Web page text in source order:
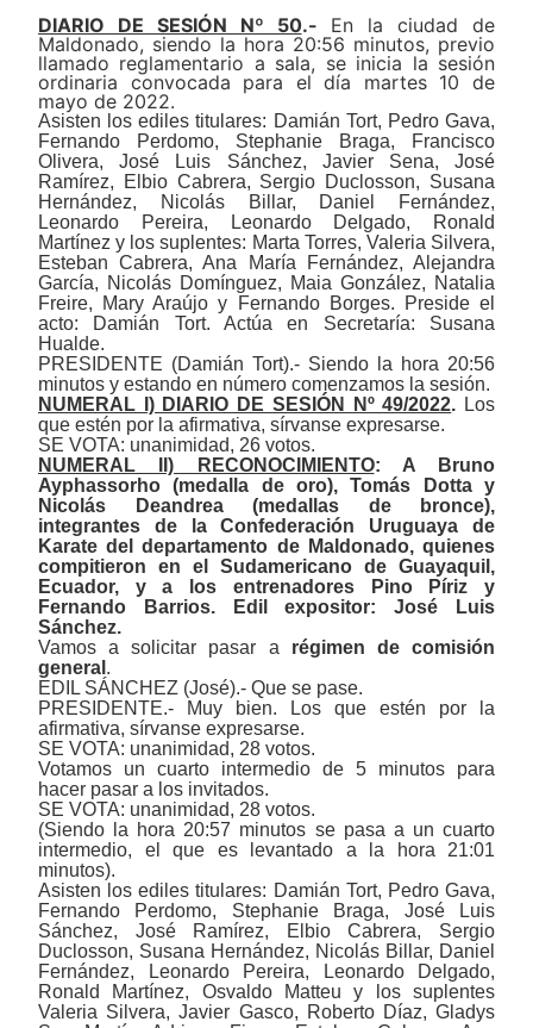
DIARIO DE SESIÓN Nº 50.- En la ciudad de
Maldonado, siendo la hora 20:56 minutos, previo
llamado reglamentario a sala, se inicia la sesión
ordinaria convocada para el día martes 10 de
mayo de 2022.
Asisten los ediles titulares: Damián Tort, Pedro Gava,
Fernando Perdomo, Stephanie Braga, Francisco
Olivera, José Luis Sánchez, Javier Sena, José
Ramírez, Elbio Cabrera, Sergio Duclosson, Susana
Hernández, Nicolás Billar, Daniel Fernández,
Leonardo Pereira, Leonardo Delgado, Ronald
Martínez y los suplentes: Marta Torres, Valeria Silvera,
Esteban Cabrera, Ana María Fernández, Alejandra
García, Nicolás Domínguez, Maia González, Natalia
Freire, Mary Araújo y Fernando Borges. Preside el
acto: Damián Tort. Actúa en Secretaría: Susana
Hualde.
PRESIDENTE (Damián Tort).- Siendo la hora 20:56
minutos y estando en número comenzamos la sesión.
NUMERAL I) DIARIO DE SESIÓN Nº 49/2022. Los
que estén por la afirmativa, sírvanse expresarse.
SE VOTA: unanimidad, 26 votos.
NUMERAL II) RECONOCIMIENTO: A Bruno
Ayphassorho (medalla de oro), Tomás Dotta y
Nicolás Deandrea (medallas de bronce),
integrantes de la Confederación Uruguaya de
Karate del departamento de Maldonado, quienes
compitieron en el Sudamericano de Guayaquil,
Ecuador, y a los entrenadores Pino Píriz y
Fernando Barrios. Edil expositor: José Luis
Sánchez.
Vamos a solicitar pasar a régimen de comisión
general .
EDIL SÁNCHEZ (José).- Que se pase.
PRESIDENTE.- Muy bien. Los que estén por la
afirmativa, sírvanse expresarse.
SE VOTA: unanimidad, 28 votos.
Votamos un cuarto intermedio de 5 minutos para
hacer pasar a los invitados.
SE VOTA: unanimidad, 28 votos.
(Siendo la hora 20:57 minutos se pasa a un cuarto
intermedio, el que es levantado a la hora 21:01
minutos).
Asisten los ediles titulares: Damián Tort, Pedro Gava,
Fernando Perdomo, Stephanie Braga, José Luis
Sánchez, José Ramírez, Elbio Cabrera, Sergio
Duclosson, Susana Hernández, Nicolás Billar, Daniel
Fernández, Leonardo Pereira, Leonardo Delgado,
Ronald Martínez, Osvaldo Matteu y los suplentes
Valeria Silvera, Javier Gasco, Roberto Díaz, Gladys